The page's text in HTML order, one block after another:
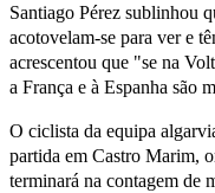
Santiago Pérez sublinhou
acotovelam-se para ver e
acrescentou que "se na
a França e à Espanha são
O ciclista da equipa
partida em Castro Marim,
terminará na contagem de